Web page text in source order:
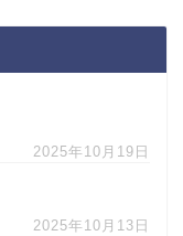
2025年10月19日
2025年10月13日